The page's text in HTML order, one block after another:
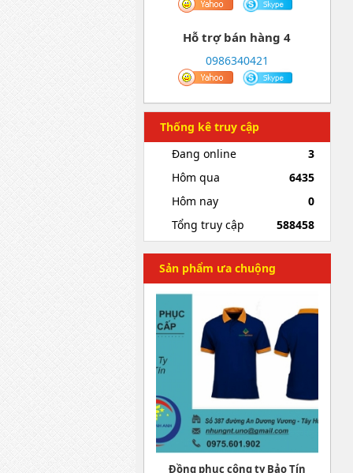
Hỗ trợ bán hàng 4
0986340421
Thống kê truy cập
Đang online
3
Hôm qua
6435
Hôm nay
0
Tổng truy cập
588458
Sản phẩm ưa chuộng
Đồng phục công ty Bảo Tín